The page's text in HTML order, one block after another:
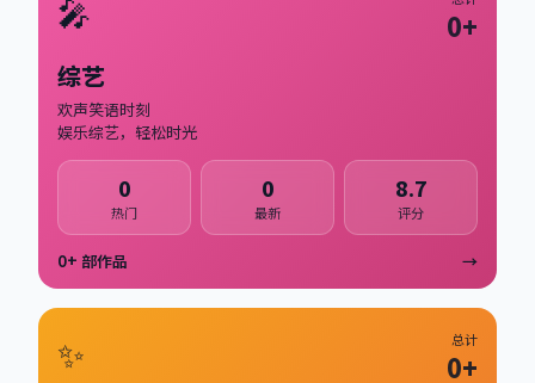
🎤 0+
综艺
欢声笑语时刻
娱乐综艺，轻松时光
0
热门
0
最新
8.7
评分
0+ 部作品 →
✨ 总计
0+